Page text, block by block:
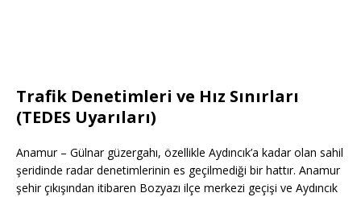
Trafik Denetimleri ve Hız Sınırları
(TEDES Uyarıları)
Anamur – Gülnar güzergahı, özellikle Aydıncık’a kadar olan sahil
şeridinde radar denetimlerinin es geçilmediği bir hattır. Anamur
şehir çıkışından itibaren Bozyazı ilçe merkezi geçişi ve Aydıncık